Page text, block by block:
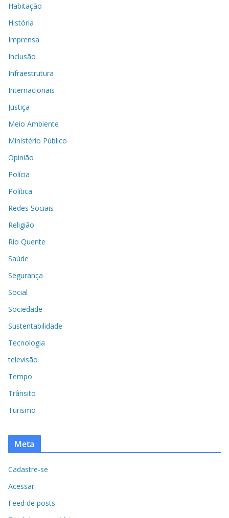
Habitação
História
Imprensa
Inclusão
Infraestrutura
Internacionais
Justiça
Meio Ambiente
Ministério Público
Opinião
Polícia
Política
Redes Sociais
Religião
Rio Quente
Saúde
Segurança
Social
Sociedade
Sustentabilidade
Tecnologia
televisão
Tempo
Trânsito
Turismo
Meta
Cadastre-se
Acessar
Feed de posts